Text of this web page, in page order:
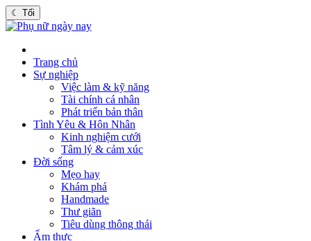
☾ Tối
Trang chủ
Sự nghiệp
Việc làm & kỹ năng
Tài chính cá nhân
Phát triển bản thân
Tình Yêu & Hôn Nhân
Kinh nghiệm cưới
Tâm lý & cảm xúc
Đời sống
Mẹo hay
Khám phá
Handmade
Thư giãn
Tiêu dùng thông thái
Ẩm thực